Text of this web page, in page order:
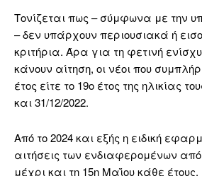
Τονίζεται πως – σύμφωνα με την
– δεν υπάρχουν περιουσιακά ή
κριτήρια. Άρα για τη φετινή
κάνουν αίτηση, οι νέοι που
έτος είτε το 19ο έτος της ηλικίας
και 31/12/2022.
Από το 2024 και εξής η ειδική
αιτήσεις των ενδιαφερομένων από
μέχρι και τη 15η Μαΐου κάθε